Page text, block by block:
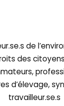
de
des
d’élevage,
travailleur.se.s